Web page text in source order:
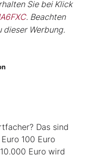
Sie bei Klick
. Beachten
dieser Werbung.
Das sind
100 Euro
Euro wird